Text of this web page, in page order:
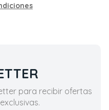
para recibir ofertas